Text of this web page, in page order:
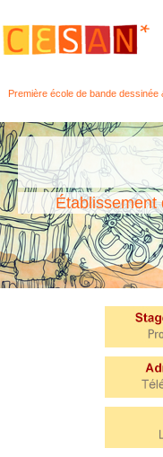
Première école de bande dessinée
au
contenu
Établissement